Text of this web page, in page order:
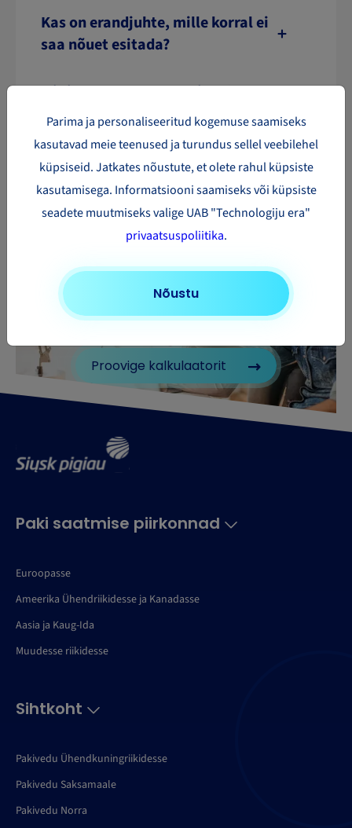
Kas on erandjuhte, mille korral ei
saa nõuet esitada?
Milliste esemete eest ei maksta
hüvitist paki
kadumise/kahjustuste korral?
Proovige kalkulaatorit
Paki saatmise piirkonnad
Euroopasse
Ameerika Ühendriikidesse ja Kanadasse
Aasia ja Kaug-Ida
Muudesse riikidesse
Sihtkoht
Pakivedu Ühendkuningriikidesse
Pakivedu Saksamaale
Pakivedu Norra
Parima ja personaliseeritud kogemuse saamiseks
kasutavad meie teenused ja turundus sellel veebilehel
küpsiseid. Jatkates nõustute, et olete rahul küpsiste
kasutamisega. Informatsiooni saamiseks või küpsiste
seadete muutmiseks valige UAB "Technologiju era"
privaatsuspoliitika.
Nõustu